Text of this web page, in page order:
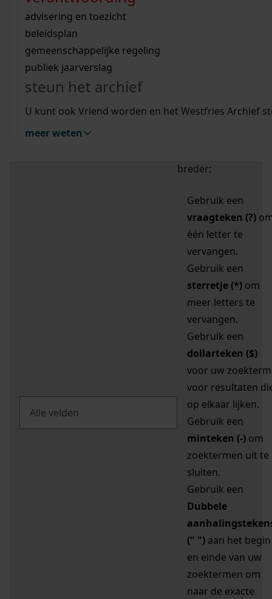
bouwvergunningen
omgevingsvergunningen
vergunningen
beeld en geluid
uitleg nodig?
Wij helpen u op weg met een aantal zoektips.
bekijk alle zoektips
Wij helpen u op weg met een aantal zoektips.
bekijk alle zoektips
bekijk ons geschiedenislokaal
advisering en toezicht
beleidsplan
gemeenschappelijke regeling
publiek jaarverslag
steun het archief
U kunt ook Vriend worden en het Westfries Archief
meer weten
zoektips
Mijn Studiezaal (inloggen)
uw zoekopdracht te
breder:
Gebruik een
vraagteken (?)
één letter te
vervangen.
Gebruik een
sterretje (*) om
meer letters te
vervangen.
Gebruik een
dollarteken ($)
voor uw zoekterm
voor resultaten
op elkaar lijken.
Gebruik een
minteken (-) om
zoektermen uit te
sluiten.
Gebruik een
Dubbele
(" ") aan het begin
en einde van uw
zoektermen om
naar de exacte